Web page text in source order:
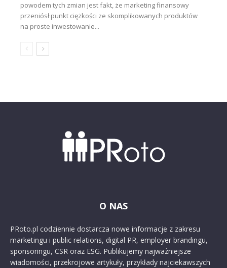
powodem tych zmian jest fakt, że marketing finansowy
przeniósł punkt ciężkości ze skomplikowanych produktów
na proste inwestowanie...
O NAS
PRoto.pl codziennie dostarcza nowe informacje z zakresu
marketingu i public relations, digital PR, employer brandingu,
sponsoringu, CSR oraz ESG. Publikujemy najważniejsze
wiadomości, przekrojowe artykuły, przykłady najciekawszych